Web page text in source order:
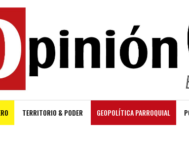
TERRITORIO & PODER GEOPOLÍTICA PARROQUIAL